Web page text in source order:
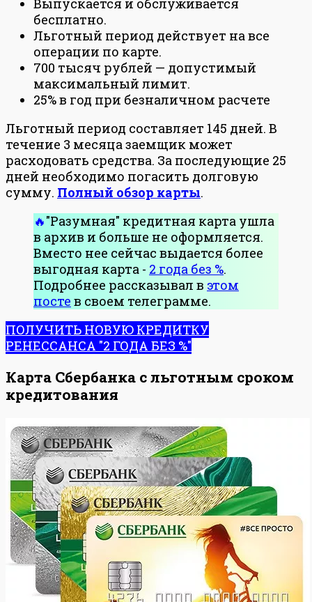
Выпускается и обслуживается
бесплатно.
Льготный период действует на все
операции по карте.
700 тысяч рублей — допустимый
максимальный лимит.
25% в год при безналичном расчете
Льготный период составляет 145 дней. В
течение 3 месяца заемщик может
расходовать средства. За последующие 25
дней необходимо погасить долговую
сумму. Полный обзор карты.
"Разумная" кредитная карта ушла
в архив и больше не оформляется.
Вместо нее сейчас выдается более
выгодная карта - 2 года без %.
Подробнее рассказывал в этом
посте в своем телеграмме.
ПОЛУЧИТЬ НОВУЮ КРЕДИТКУ
РЕНЕССАНСА "2 ГОДА БЕЗ %"
Карта Сбербанка с льготным сроком
кредитования